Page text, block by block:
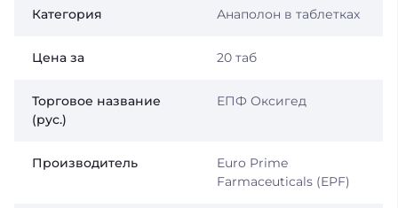
Категория Анаполон в таблетках
Цена за 20 таб
Торговое название
(рус.)
ЕПФ Оксигед
Производитель
Euro Prime
Farmaceuticals (EPF)